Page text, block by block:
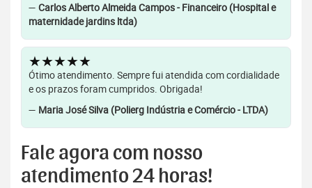
— Carlos Alberto Almeida Campos - Financeiro (Hospital e
maternidade jardins ltda)
★★★★★
Ótimo atendimento. Sempre fui atendida com cordialidade
e os prazos foram cumpridos. Obrigada!
— Maria José Silva (Polierg Indústria e Comércio - LTDA)
Fale agora com nosso
atendimento 24 horas!